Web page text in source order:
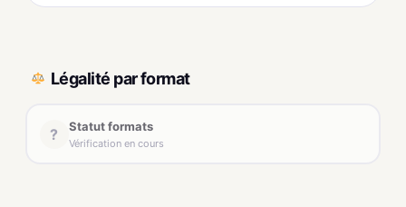
Légalité par format
? Statut formats
Vérification en cours